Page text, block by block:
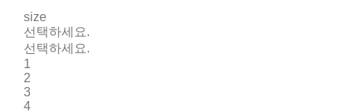
size
선택하세요.
선택하세요.
1
2
3
4